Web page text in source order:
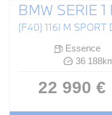
BMW SERIE 1
(F40) 116I M SPORT
Essence
36
22 990 €